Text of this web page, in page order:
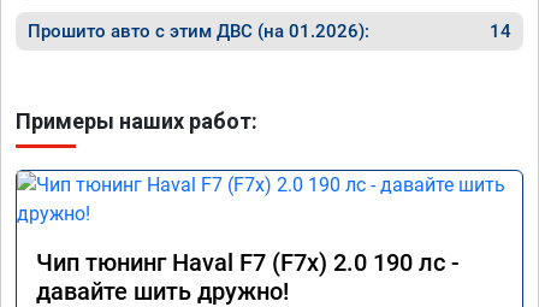
Прошито авто с этим ДВС (на 01.2026): 14
Примеры наших работ:
Чип тюнинг Haval F7 (F7x) 2.0 190 лс -
давайте шить дружно!